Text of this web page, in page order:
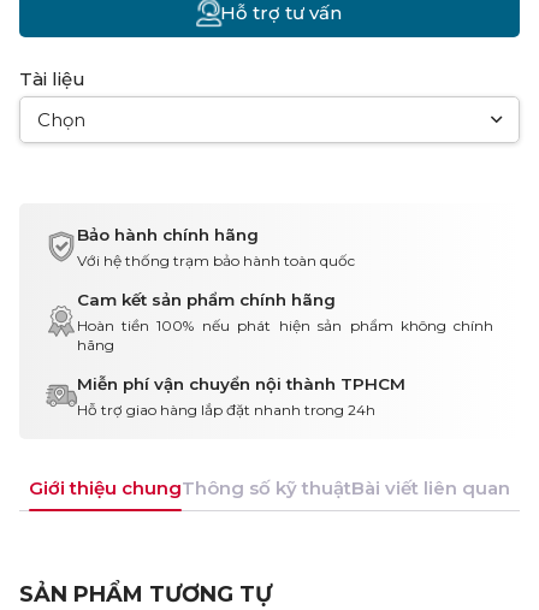
Hỗ trợ tư vấn
Tài liệu
Chọn
Bảo hành chính hãng
Với hệ thống trạm bảo hành toàn quốc
Cam kết sản phẩm chính hãng
Hoàn tiền 100% nếu phát hiện sản phẩm không chính
hãng
Miễn phí vận chuyển nội thành TPHCM
Hỗ trợ giao hàng lắp đặt nhanh trong 24h
Giới thiệu chungThông số kỹ thuậtBài viết liên quan
SẢN PHẨM TƯƠNG TỰ